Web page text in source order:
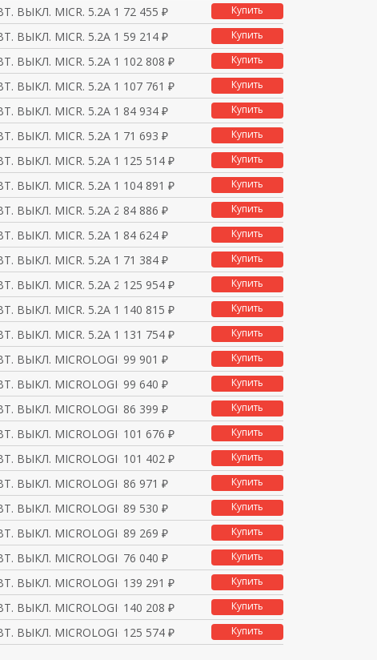
ВЫКЛ. MICR. 5.2A 16072 455 ₽ Купить
ВЫКЛ. MICR. 5.2A 10059 214 ₽ Купить
ВЫКЛ. MICR. 5.2A 160102 808 ₽ Купить
ВЫКЛ. MICR. 5.2A 100107 761 ₽ Купить
ВЫКЛ. MICR. 5.2A 16084 934 ₽ Купить
ВЫКЛ. MICR. 5.2A 10071 693 ₽ Купить
ВЫКЛ. MICR. 5.2A 160125 514 ₽ Купить
ВЫКЛ. MICR. 5.2A 100104 891 ₽ Купить
ВЫКЛ. MICR. 5.2A 25084 886 ₽ Купить
ВЫКЛ. MICR. 5.2A 16084 624 ₽ Купить
ВЫКЛ. MICR. 5.2A 10071 384 ₽ Купить
ВЫКЛ. MICR. 5.2A 250125 954 ₽ Купить
ВЫКЛ. MICR. 5.2A 160140 815 ₽ Купить
ВЫКЛ. MICR. 5.2A 100131 754 ₽ Купить
ВЫКЛ. MICROLOGIC 5.299 901 ₽ Купить
ВЫКЛ. MICROLOGIC 5.299 640 ₽ Купить
ВЫКЛ. MICROLOGIC 5.286 399 ₽ Купить
ВЫКЛ. MICROLOGIC 5.2101 676 ₽ Купить
ВЫКЛ. MICROLOGIC 5.2101 402 ₽ Купить
ВЫКЛ. MICROLOGIC 5.286 971 ₽ Купить
ВЫКЛ. MICROLOGIC 5.289 530 ₽ Купить
ВЫКЛ. MICROLOGIC 5.289 269 ₽ Купить
ВЫКЛ. MICROLOGIC 5.276 040 ₽ Купить
ВЫКЛ. MICROLOGIC 5.2139 291 ₽ Купить
ВЫКЛ. MICROLOGIC 5.2140 208 ₽ Купить
ВЫКЛ. MICROLOGIC 5.2125 574 ₽ Купить